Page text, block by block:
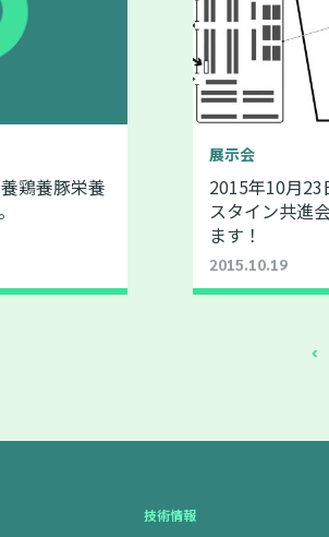
鶏養豚栄養
展示会
2015年10月
スタイン共進
ます！
2015.10.19
‹
技術情報